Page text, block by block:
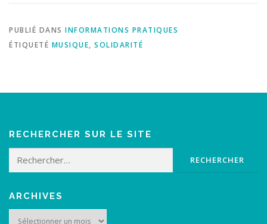
PUBLIÉ DANS INFORMATIONS PRATIQUES
ÉTIQUETÉ MUSIQUE, SOLIDARITÉ
RECHERCHER SUR LE SITE
Rechercher :
ARCHIVES
Archives